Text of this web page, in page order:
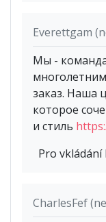
Everettgam
Мы -
заказ. Наша
которое
и стиль
Pro
CharlesFef